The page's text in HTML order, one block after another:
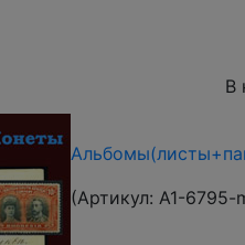
В
(Артикул: A1-6795-